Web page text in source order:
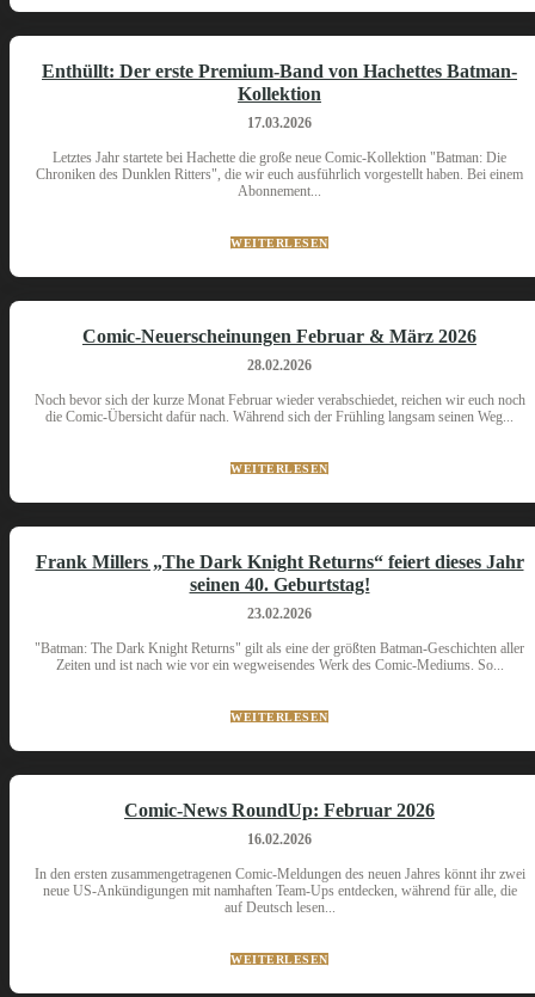
Enthüllt: Der erste Premium-Band von Hachettes Batman-
Kollektion
17.03.2026
Letztes Jahr startete bei Hachette die große neue Comic-Kollektion "Batman: Die
Chroniken des Dunklen Ritters", die wir euch ausführlich vorgestellt haben. Bei einem
Abonnement...
WEITERLESEN
Comic-Neuerscheinungen Februar & März 2026
28.02.2026
Noch bevor sich der kurze Monat Februar wieder verabschiedet, reichen wir euch noch
die Comic-Übersicht dafür nach. Während sich der Frühling langsam seinen Weg...
WEITERLESEN
Frank Millers „The Dark Knight Returns“ feiert dieses Jahr
seinen 40. Geburtstag!
23.02.2026
"Batman: The Dark Knight Returns" gilt als eine der größten Batman-Geschichten aller
Zeiten und ist nach wie vor ein wegweisendes Werk des Comic-Mediums. So...
WEITERLESEN
Comic-News RoundUp: Februar 2026
16.02.2026
In den ersten zusammengetragenen Comic-Meldungen des neuen Jahres könnt ihr zwei
neue US-Ankündigungen mit namhaften Team-Ups entdecken, während für alle, die
auf Deutsch lesen...
WEITERLESEN